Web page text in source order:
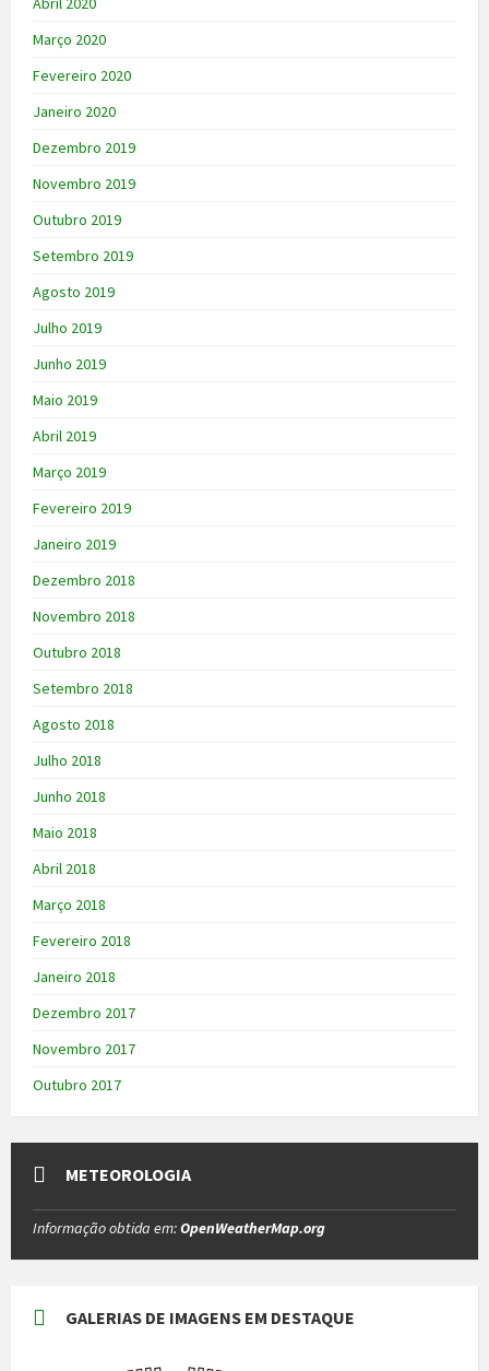
Março 2020
Fevereiro 2020
Janeiro 2020
Dezembro 2019
Novembro 2019
Outubro 2019
Setembro 2019
Agosto 2019
Julho 2019
Junho 2019
Maio 2019
Abril 2019
Março 2019
Fevereiro 2019
Janeiro 2019
Dezembro 2018
Novembro 2018
Outubro 2018
Setembro 2018
Agosto 2018
Julho 2018
Junho 2018
Maio 2018
Abril 2018
Março 2018
Fevereiro 2018
Janeiro 2018
Dezembro 2017
Novembro 2017
Outubro 2017
METEOROLOGIA
Informação obtida em:OpenWeatherMap.org
GALERIAS DE IMAGENS EM DESTAQUE